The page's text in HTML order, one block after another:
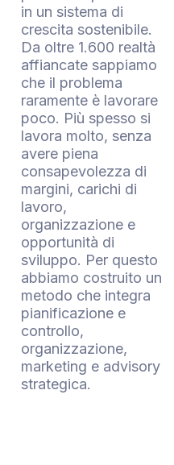
in un sistema di
crescita sostenibile.
Da oltre 1.600 realtà
affiancate sappiamo
che il problema
raramente è lavorare
poco. Più spesso si
lavora molto, senza
avere piena
consapevolezza di
margini, carichi di
lavoro,
organizzazione e
opportunità di
sviluppo. Per questo
abbiamo costruito un
metodo che integra
pianificazione e
controllo,
organizzazione,
marketing e advisory
strategica.